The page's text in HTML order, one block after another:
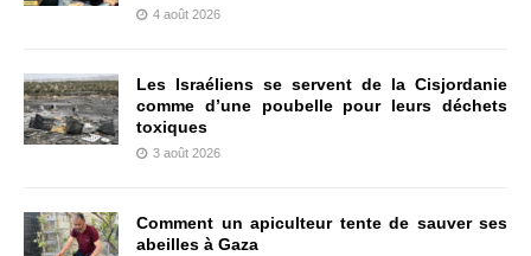
4 août 2026
Les Israéliens se servent de la Cisjordanie
comme d’une poubelle pour leurs déchets
toxiques
3 août 2026
Comment un apiculteur tente de sauver ses
abeilles à Gaza